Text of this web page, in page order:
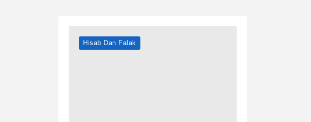
Hisab Dan Falak